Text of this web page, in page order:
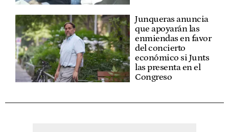
Junqueras anuncia
que apoyarán las
enmiendas en favor
del concierto
económico si Junts
las presenta en el
Congreso